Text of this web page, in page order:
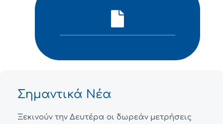
Σημαντικά Νέα
Ξεκινούν την Δευτέρα οι δωρεάν μετρήσεις